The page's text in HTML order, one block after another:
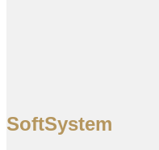
SoftSystem